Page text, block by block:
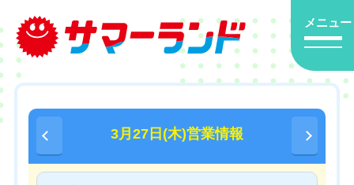
メニュー
3月27日(木)営業情報